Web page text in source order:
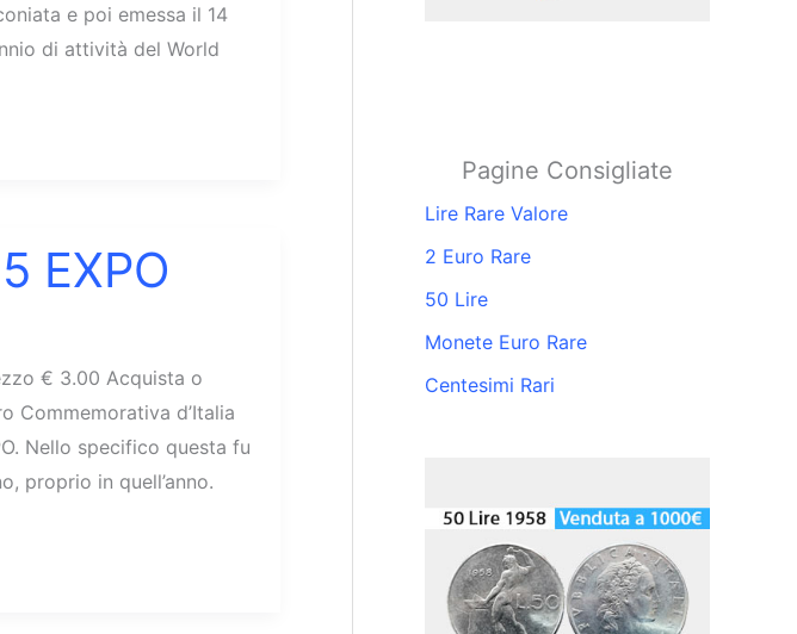
e poi emessa il 14
di attività del World
EXPO
€ 3.00 Acquista o
Commemorativa d’Italia
Nello specifico questa fu
proprio in quell’anno.
Pagine Consigliate
Lire Rare Valore
2 Euro Rare
50 Lire
Monete Euro Rare
Centesimi Rari